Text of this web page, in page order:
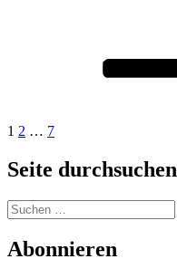
1 2 … 7
Seite durchsuchen
Suchen
nach:
Abonnieren